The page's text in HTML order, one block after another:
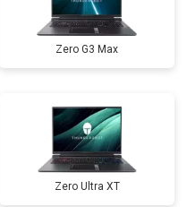
от 1500 ₽ Заказать
от 3500 ₽
Zero G3 Max
Zero Ultra XT